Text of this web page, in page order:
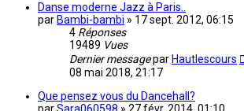
Danse moderne Jazz à Paris..
par Bambi-bambi » 17 sept. 2012, 06:15
4 Réponses
19489 Vues
Dernier messagepar Hautlescours
08 mai 2018, 21:17
Que pensez vous du Dancehall?